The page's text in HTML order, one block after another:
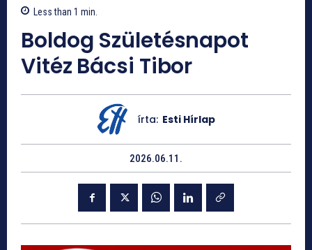
Less than 1 min.
Boldog Születésnapot
Vitéz Bácsi Tibor
írta: Esti Hírlap
2026.06.11.